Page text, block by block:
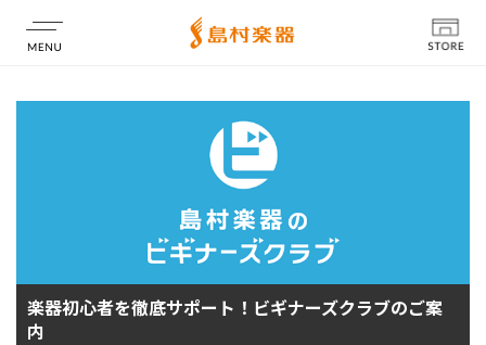
店舗情報
楽器初心者を徹底サポート！ビギナーズクラブのご案
内